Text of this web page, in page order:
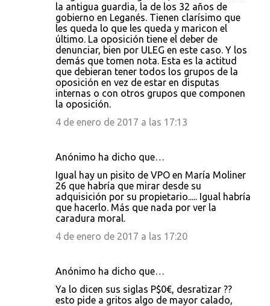
la antigua guardia, la de los 32 años de
gobierno en Leganés. Tienen clarísimo que
les queda lo que les queda y maricon el
último. La oposición tiene el deber de
denunciar, bien por ULEG en este caso. Y los
demás que tomen nota. Esta es la actitud
que debieran tener todos los grupos de la
oposición en vez de estar en disputas
internas o con otros grupos que componen
la oposición.
4 de enero de 2017 a las 17:13
Anónimo ha dicho que…
Igual hay un pisito de VPO en María Moliner
26 que habría que mirar desde su
adquisición por su propietario..... Igual habría
que hacerlo. Más que nada por ver la
caradura moral.
4 de enero de 2017 a las 17:20
Anónimo ha dicho que…
Ya lo dicen sus siglas P$0€, desratizar ??
esto pide a gritos algo de mayor calado,